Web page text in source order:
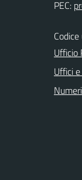
PEC:
Ufficio
Uffici